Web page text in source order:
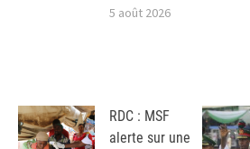
5 août 2026
RDC : MSF
alerte sur une